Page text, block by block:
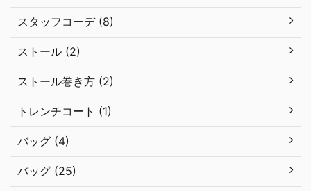
スタッフコーデ (8)
ストール (2)
ストール巻き方 (2)
トレンチコート (1)
バッグ (4)
バッグ (25)